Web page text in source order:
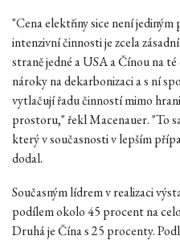
"Cena elektřiny sice není
intenzivní činnosti je zcela
straně jedné a USA a Čínou na
nároky na dekarbonizaci a s ní
vytlačují řadu činností mimo
prostoru," řekl Macenauer. "To
který v současnosti v lepším
dodal.
Současným lídrem v realizaci
podílem okolo 45 procent na
Druhá je Čína s 25 procenty.